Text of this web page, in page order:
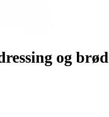
og brød